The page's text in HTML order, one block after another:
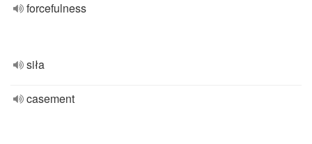
forcefulness
siła
casement